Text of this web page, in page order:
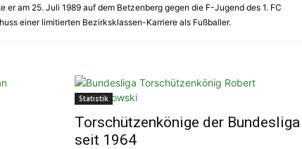
er am 25. Juli 1989 auf dem Betzenberg gegen die F-Jugend des 1. FC
einer limitierten Bezirksklassen-Karriere als Fußballer.
Statistik
Torschützenkönige der Bundesliga
seit 1964